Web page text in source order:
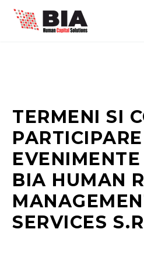
TERMENI SI
PARTICIPARE
BIA HUMAN
SERVICES